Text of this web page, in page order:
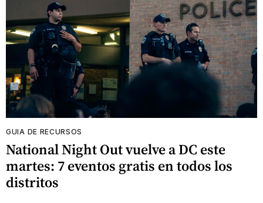
GUIA DE RECURSOS
National Night Out vuelve a DC este
martes: 7 eventos gratis en todos los
distritos